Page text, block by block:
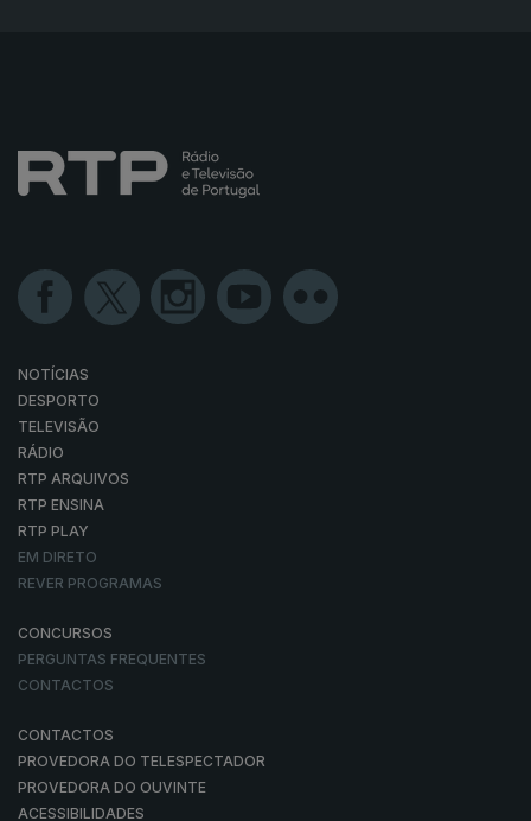
NOTÍCIAS
DESPORTO
TELEVISÃO
RÁDIO
RTP ARQUIVOS
RTP ENSINA
RTP PLAY
EM DIRETO
REVER PROGRAMAS
CONCURSOS
PERGUNTAS FREQUENTES
CONTACTOS
CONTACTOS
PROVEDORA DO TELESPECTADOR
PROVEDORA DO OUVINTE
ACESSIBILIDADES